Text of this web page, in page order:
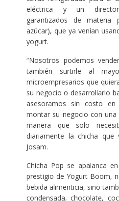
eléctrica y un
garantizados de
azúcar), que ya venían
yogurt.
“Nosotros podemos
también surtirle al
microempresarios que
su negocio o desarrollarlo
asesoramos sin costo
montar su negocio con
manera que solo
diariamente la chicha que
Josam.
Chicha Pop se apalanca
prestigio de Yogurt Boom,
bebida alimenticia, sino
condensada, chocolate,